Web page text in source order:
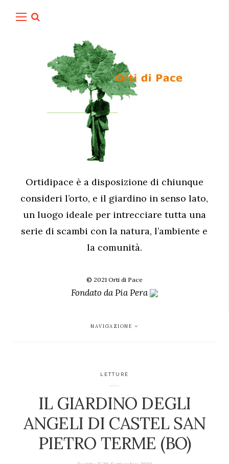
Ortidipace è a disposizione di chiunque
consideri l’orto, e il giardino in senso lato,
un luogo ideale per intrecciare tutta una
serie di scambi con la natura, l’ambiente e
la comunità.
© 2021 Orti di Pace
Fondato daPia Pera
NAVIGAZIONE
LETTURE
IL GIARDINO DEGLI
ANGELI DI CASTEL SAN
PIETRO TERME (BO)